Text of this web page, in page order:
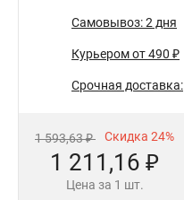
Самовывоз: 2 дня
Курьером от 490 ₽
Срочная доставка:
1 593,63 ₽ Скидка 24%
1 211,16 ₽
Цена за 1 шт.